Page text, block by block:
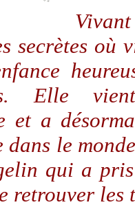
secrètes où
Elle
et a
dans le
qui a
retrouver